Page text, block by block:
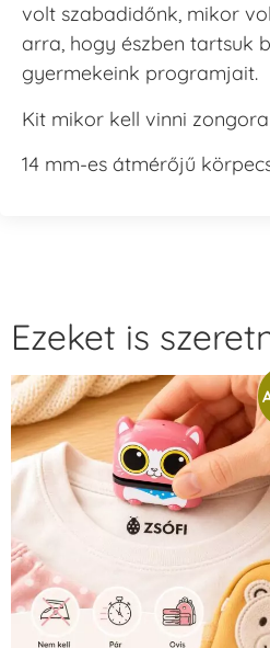
volt szabadidőnk, mikor
arra, hogy észben tartsuk
gyermekeink programjait.
Kit mikor kell vinni
14 mm-es átmérőjű
Ezeket is